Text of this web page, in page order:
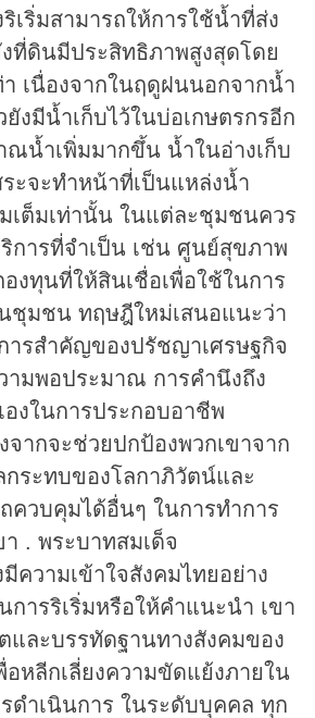
เริ่มสามารถให้การใช้น้ำที่ส่ง
ที่ดินมีประสิทธิภาพสูงสุดโดย
า เนื่องจากในฤดูฝนนอกจากน้ำ
งมีน้ำเก็บไว้ในบ่อเกษตรกรอีก
ณน้ำเพิ่มมากขึ้น น้ำในอ่างเก็บ
ะจะทำหน้าที่เป็นแหล่งน้ำ
มเต็มเท่านั้น ในแต่ละชุมชนควร
การที่จำเป็น เช่น ศูนย์สุขภาพ
องทุนที่ให้สินเชื่อเพื่อใช้ในการ
ชุมชน ทฤษฎีใหม่เสนอแนะว่า
ารสำคัญของปรัชญาเศรษฐกิจ
ามพอประมาณ การคำนึงถึง
งในการประกอบอาชีพ
จากจะช่วยปกป้องพวกเขาจาก
กระทบของโลกาภิวัตน์และ
ควบคุมได้อื่นๆ ในการทำการ
า . พระบาทสมเด็จ
ความเข้าใจสังคมไทยอย่าง
ารริเริ่มหรือให้คำแนะนำ เขา
และบรรทัดฐานทางสังคมของ
หลีกเลี่ยงความขัดแย้งภายใน
ดำเนินการ ในระดับบุคคล ทุก